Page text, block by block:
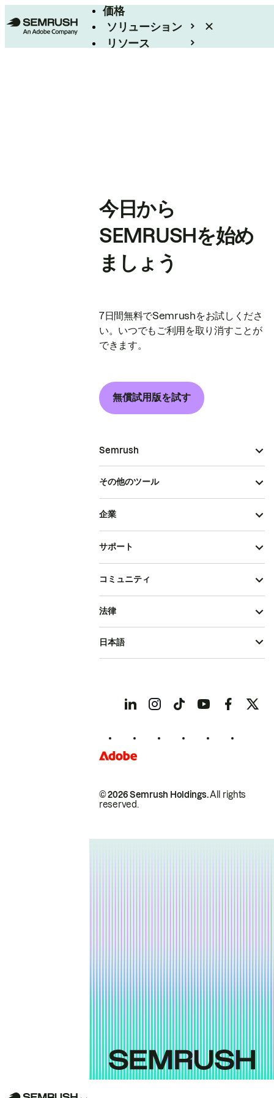
価格
ソリューション
リソース
今日から
SEMRUSHを始め
ましょう
7日間無料でSemrushをお試しくださ
い。いつでもご利用を取り消すことが
できます。
無償試用版を試す
Semrush
その他のツール
企業
サポート
コミュニティ
© 2026 Semrush Holdings.All rights
reserved.
法律
日本語